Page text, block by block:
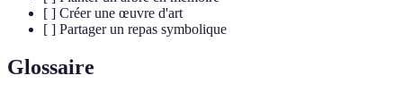
[ ] Créer une œuvre d'art
[ ] Partager un repas symbolique
Glossaire